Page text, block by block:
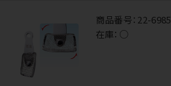
商品番号： 22-6985
在庫： ○